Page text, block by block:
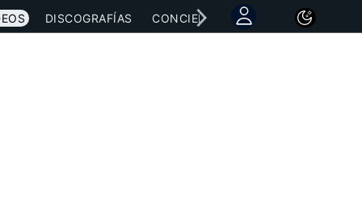
DISCOGRAFÍAS CONCIERTOS LETRAS